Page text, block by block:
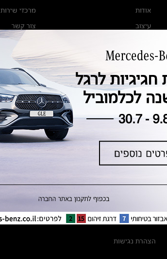
אודות
עיצוב
מגזין מרצדס-בנץ
ספרי רכב מרצדס-בנץ
נתוני זיהום אוויר וצריכת דלק וחשמל
נתוני תווית צמיגים
מחירון חלפים
הודעה על הטבות לרכבי מרצדס בהסדר
מרכזי שירות
צור קשר
הצהרת נגישות